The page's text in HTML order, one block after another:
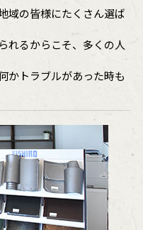
域の皆様にたくさん選ば
れるからこそ、多くの人
かトラブルがあった時も